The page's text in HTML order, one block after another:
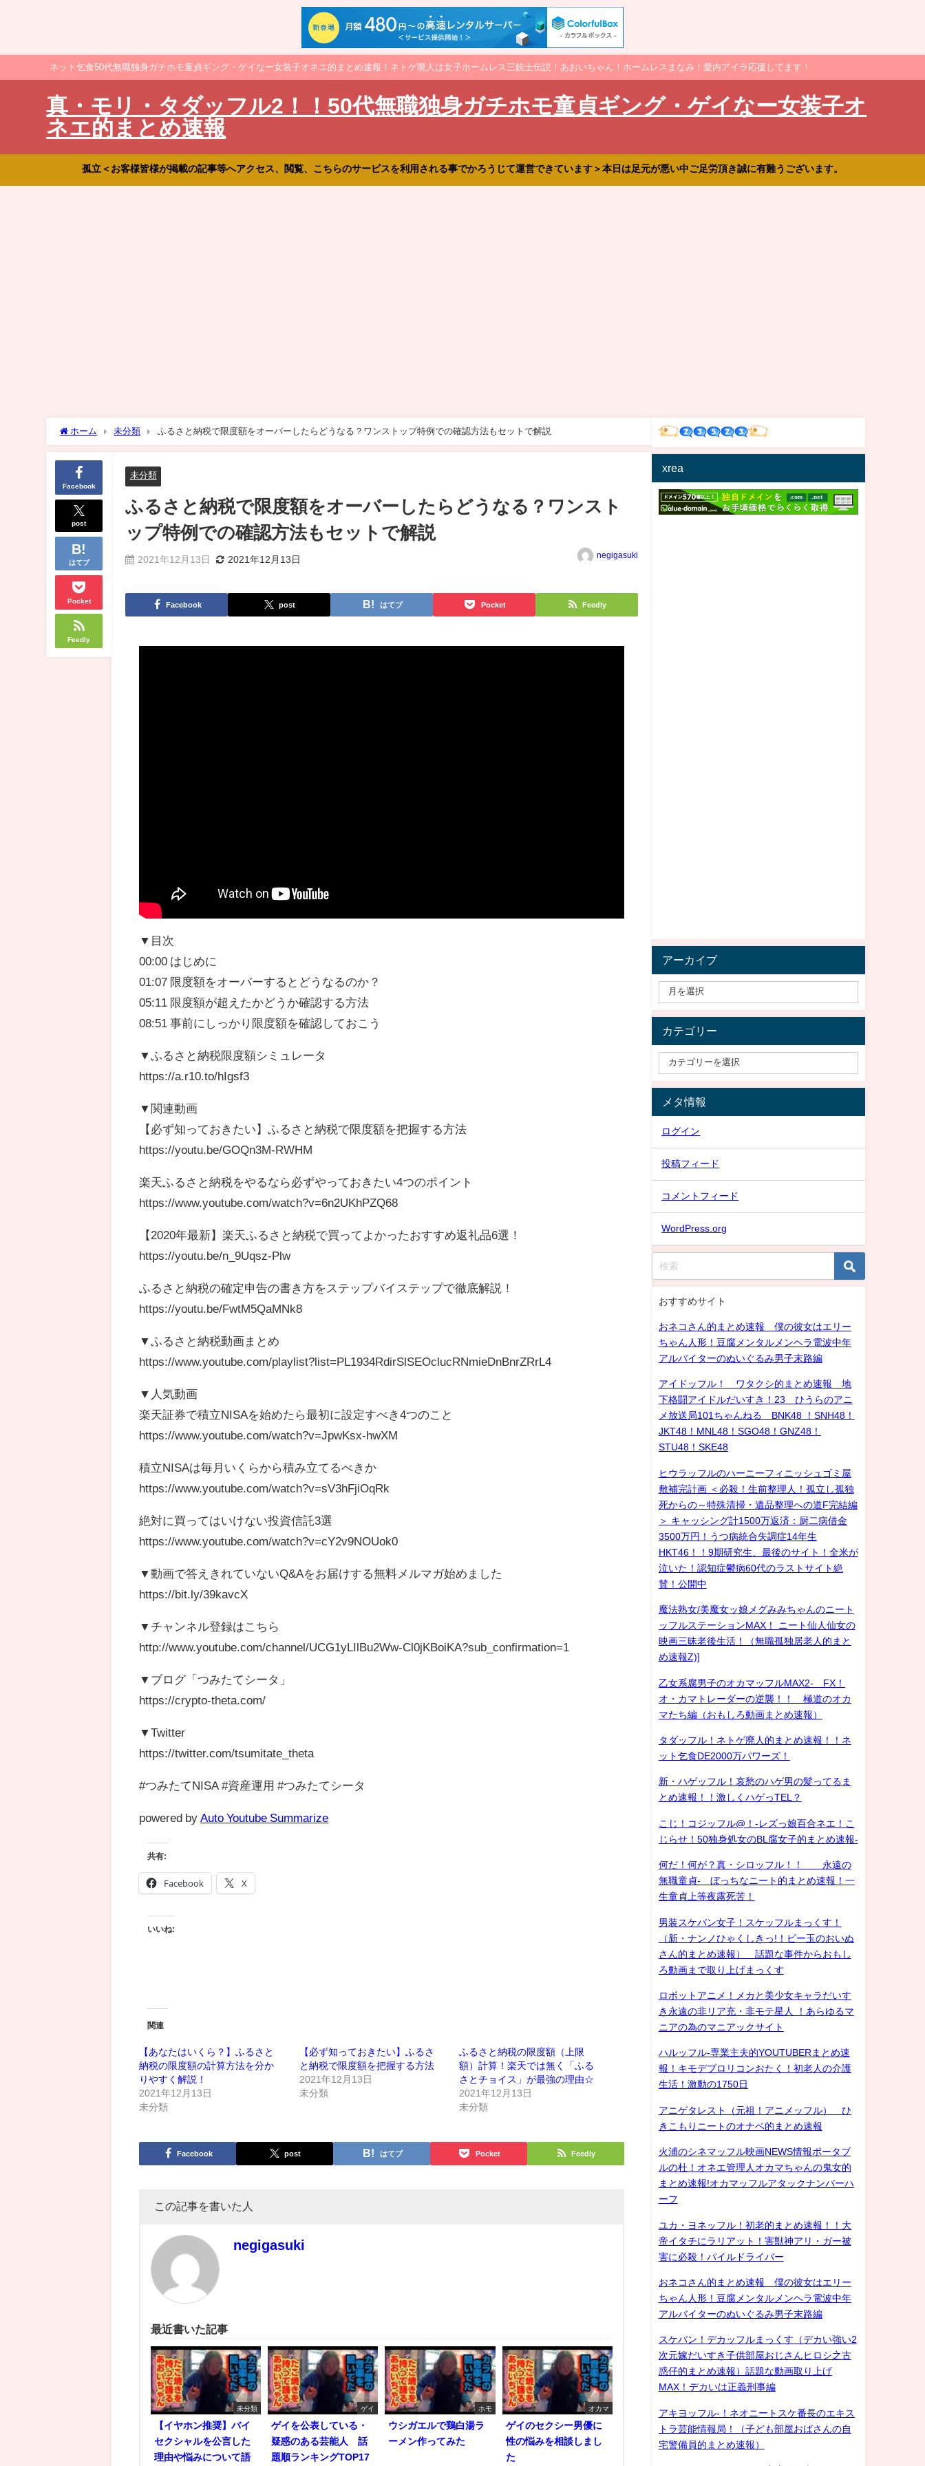
ネット乞食50代無職独身ガチホモ童貞ギング・ゲイなー女装子オネエ的まとめ速報！ネトゲ廃人は女子ホームレス三銃士伝説！あおいちゃん！ホームレスまなみ！愛内アイラ応援してます！
真・モリ・タダッフル2！！50代無職独身ガチホモ童貞ギング・ゲイなー女装子オ
ネエ的まとめ速報
孤立＜お客様皆様が掲載の記事等へアクセス、閲覧、こちらのサービスを利用される事でかろうじて運営できています＞本日は足元が悪い中ご足労頂き誠に有難うございます。
ホーム 未分類 ふるさと納税で限度額をオーバーしたらどうなる？ワンストップ特例での確認方法もセットで解説
Facebook
post
はてブ
Pocket
Feedly
未分類
ふるさと納税で限度額をオーバーしたらどうなる？ワンスト
ップ特例での確認方法もセットで解説
2021年12月13日 2021年12月13日 negigasuki
Facebook post はてブ Pocket Feedly
▼目次
00:00 はじめに
01:07 限度額をオーバーするとどうなるのか？
05:11 限度額が超えたかどうか確認する方法
08:51 事前にしっかり限度額を確認しておこう
▼ふるさと納税限度額シミュレータ
https://a.r10.to/hIgsf3
▼関連動画
【必ず知っておきたい】ふるさと納税で限度額を把握する方法
https://youtu.be/GOQn3M-RWHM
楽天ふるさと納税をやるなら必ずやっておきたい4つのポイント
https://www.youtube.com/watch?v=6n2UKhPZQ68
【2020年最新】楽天ふるさと納税で買ってよかったおすすめ返礼品6選！
https://youtu.be/n_9Uqsz-Plw
ふるさと納税の確定申告の書き方をステップバイステップで徹底解説！
https://youtu.be/FwtM5QaMNk8
▼ふるさと納税動画まとめ
https://www.youtube.com/playlist?list=PL1934RdirSlSEOclucRNmieDnBnrZRrL4
▼人気動画
楽天証券で積立NISAを始めたら最初に設定すべき4つのこと
https://www.youtube.com/watch?v=JpwKsx-hwXM
積立NISAは毎月いくらから積み立てるべきか
https://www.youtube.com/watch?v=sV3hFjiOqRk
絶対に買ってはいけない投資信託3選
https://www.youtube.com/watch?v=cY2v9NOUok0
▼動画で答えきれていないQ&Aをお届けする無料メルマガ始めました
https://bit.ly/39kavcX
▼チャンネル登録はこちら
http://www.youtube.com/channel/UCG1yLIlBu2Ww-Cl0jKBoiKA?sub_confirmation=1
▼ブログ「つみたてシータ」
https://crypto-theta.com/
▼Twitter
https://twitter.com/tsumitate_theta
#つみたてNISA #資産運用 #つみたてシータ
powered by Auto Youtube Summarize
共有:
Facebook X
いいね:
関連
【あなたはいくら？】ふるさと
納税の限度額の計算方法を分か
りやすく解説！
2021年12月13日
未分類
【必ず知っておきたい】ふるさ
と納税で限度額を把握する方法
2021年12月13日
未分類
ふるさと納税の限度額（上限
額）計算！楽天では無く「ふる
さとチョイス」が最強の理由☆
2021年12月13日
未分類
Facebook post はてブ Pocket Feedly
この記事を書いた人
negigasuki
最近書いた記事
未分類
【イヤホン推奨】バイ
セクシャルを公言した
理由や悩みについて語
ゲイ
ゲイを公表している・
疑惑のある芸能人 話
題順ランキングTOP17
ホモ
ウシガエルで鶏白湯ラ
ーメン作ってみた
オカマ
ゲイのセクシー男優に
性の悩みを相談しまし
た
xrea
アーカイブ
カテゴリー
メタ情報
ログイン
投稿フィード
コメントフィード
WordPress.org
おすすめサイト
おネコさん的まとめ速報 僕の彼女はエリー
ちゃん人形！豆腐メンタルメンヘラ電波中年
アルバイターのぬいぐるみ男子末路編
アイドッフル！ ワタクシ的まとめ速報 地
下格闘アイドルだいすき！23 ひうらのアニ
メ放送局101ちゃんねる BNK48 ！SNH48！
JKT48！MNL48！SGO48！GNZ48！
STU48！SKE48
ヒウラッフルのハーニーフィニッシュゴミ屋
敷補完計画 ＜必殺！生前整理人！孤立し孤独
死からの～特殊清掃・遺品整理への道F完結編
＞ キャッシング計1500万返済：厨二病借金
3500万円！うつ病統合失調症14年生
HKT46！！9期研究生、最後のサイト！全米が
泣いた！認知症鬱病60代のラストサイト絶
賛！公開中
魔法熟女/美魔女ッ娘メグみみちゃんのニート
ッフルステーションMAX！ ニート仙人仙女の
映画三昧老後生活！（無職孤独居老人的まと
め速報Z)]
乙女系腐男子のオカマッフルMAX2- FX！
オ・カマトレーダーの逆襲！！ 極道のオカ
マたち編（おもしろ動画まとめ速報）
タダッフル！ネトゲ廃人的まとめ速報！！ネ
ット乞食DE2000万パワーズ！
新・ハゲッフル！哀愁のハゲ男の髪ってるま
とめ速報！！激しくハゲっTEL？
こじ！コジッフル@！-レズっ娘百合ネエ！こ
じらせ！50独身処女のBL腐女子的まとめ速報-
何だ！何が？真・シロッフル！！ 永遠の
無職童貞- ぼっちなニート的まとめ速報！一
生童貞上等夜露死苦！
男装スケバン女子！スケッフルまっくす！
（新・ナンノひゃくしきっ!！ビー玉のおいぬ
さん的まとめ速報） 話題な事件からおもし
ろ動画まで取り上げまっくす
ロボットアニメ！メカと美少女キャラだいす
き永遠の非リア充・非モテ星人 ！あらゆるマ
ニアの為のマニアックサイト
ハルッフル-専業主夫的YOUTUBERまとめ速
報！キモデブロリコンおたく！初老人の介護
生活！激動の1750日
アニゲタレスト（元祖！アニメッフル） ひ
きこもりニートのオナベ的まとめ速報
火浦のシネマッフル映画NEWS情報ポータブ
ルの杜！オネエ管理人オカマちゃんの鬼女的
まとめ速報!オカマッフルアタックナンバーハ
ーフ
ユカ・ヨネッフル！初老的まとめ速報！！大
帝イタチにラリアット！害獣神アリ・ガー被
害に必殺！パイルドライバー
おネコさん的まとめ速報 僕の彼女はエリー
ちゃん人形！豆腐メンタルメンヘラ電波中年
アルバイターのぬいぐるみ男子末路編
スケバン！デカッフルまっくす（デカい強い2
次元嫁だいすき子供部屋おじさんヒロシ之古
惑仔的まとめ速報）話題な動画取り上げ
MAX！デカいは正義刑事編
アキヨッフル-！ネオニートスケ番長のエキス
トラ芸能情報局！（子ども部屋おばさんの自
宅警備員的まとめ速報）